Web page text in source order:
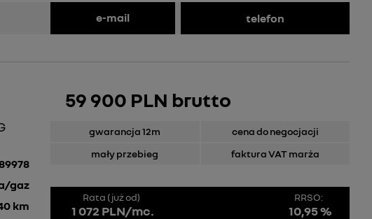
e-mail telefon
gaz
km
59 900 PLN brutto
gwarancja 12m
cena do negocjacji
mały przebieg
faktura VAT marża
Rata (już od)
1 072 PLN/mc.
RRSO:
10,95 %